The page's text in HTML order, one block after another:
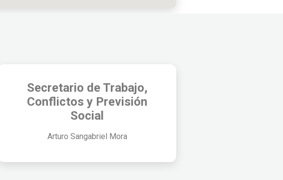
Secretario de Trabajo,
Conflictos y Previsión
Social
Arturo Sangabriel Mora